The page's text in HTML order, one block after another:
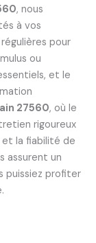
, nous
à vos
pour
ou
et le
27560, où le
rigoureux
et la fiabilité de
assurent un
puissiez profiter